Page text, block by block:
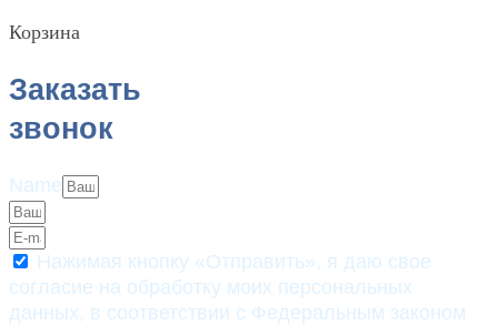
Корзина
Заказать
звонок
Name
Нажимая кнопку «Отправить», я даю свое
согласие на обработку моих персональных
данных, в соответствии с Федеральным законом